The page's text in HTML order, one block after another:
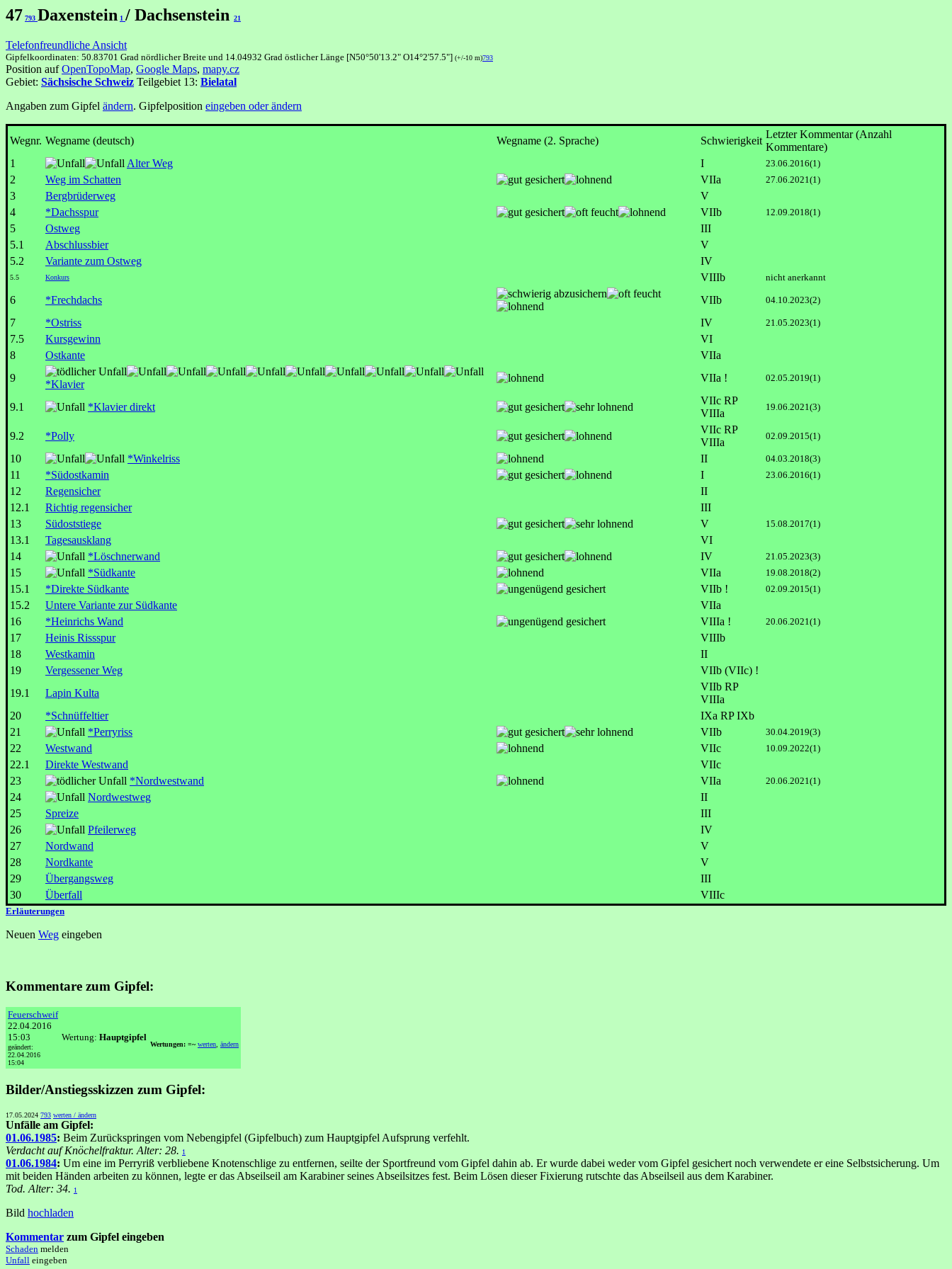
47 793 Daxenstein 1 / Dachsenstein 21
Telefonfreundliche Ansicht
Gipfelkoordinaten: 50.83701 Grad nördlicher Breite und 14.04932 Grad östlicher Länge [N50°50'13.2" O14°2'57.5"] (+/-10 m)793
Position aufOpenTopoMap, Google Maps, mapy.cz
Gebiet: Sächsische Schweiz Teilgebiet 13: Bielatal
Angaben zum Gipfel ändern. Gipfelposition eingeben oder ändern
Wegnr. Wegname (deutsch) Wegname (2. Sprache) Schwierigkeit
Letzter Kommentar (Anzahl
Kommentare)
1
Alter Weg I 23.06.2016(1)
2 Weg im Schatten VIIa 27.06.2021(1)
3 Bergbrüderweg
V
4
*Dachsspur VIIb 12.09.2018(1)
5 Ostweg
III
5.1
Abschlussbier
V
5.2
Variante zum Ostweg IV
5.5 Konkurs VIIIb nicht anerkannt
6 *Frechdachs VIIb 04.10.2023(2)
7 *Ostriss IV 21.05.2023(1)
7.5 Kursgewinn
VI
8
Ostkante
VIIa
9
*Klavier
VIIa ! 02.05.2019(1)
9.1 *Klavier direkt
VIIc RP
VIIIa
19.06.2021(3)
9.2 *Polly
VIIc RP
VIIIa
02.09.2015(1)
10 *Winkelriss II 04.03.2018(3)
11 *Südostkamin I 23.06.2016(1)
12 Regensicher
II
12.1
Richtig regensicher
III
13
Südoststiege V 15.08.2017(1)
13.1 Tagesausklang
VI
14
*Löschnerwand IV 21.05.2023(3)
15 *Südkante VIIa 19.08.2018(2)
15.1 *Direkte Südkante VIIb ! 02.09.2015(1)
15.2 Untere Variante zur Südkante
VIIa
16
*Heinrichs Wand VIIIa ! 20.06.2021(1)
17 Heinis Rissspur
VIIIb
18
Westkamin
II
19
Vergessener Weg
VIIb (VIIc) !
19.1
Lapin Kulta
VIIb RP
VIIIa
20
*Schnüffeltier
IXa RP IXb
21
*Perryriss VIIb 30.04.2019(3)
22 Westwand VIIc 10.09.2022(1)
22.1 Direkte Westwand
VIIc
23
*Nordwestwand VIIa 20.06.2021(1)
24 Nordwestweg
II
25
Spreize
III
26
Pfeilerweg
IV
27
Nordwand
V
28
Nordkante
V
29
Übergangsweg
III
30
Überfall VIIIc
Erläuterungen
Neuen Weg eingeben
Kommentare zum Gipfel:
Feuerschweif
22.04.2016
15:03
geändert:
22.04.2016
15:04
Wertung: Hauptgipfel
Wertungen: =~ werten, ändern
Bilder/Anstiegsskizzen zum Gipfel:
17.05.2024 793 werten / ändern
Unfälle am Gipfel:
01.06.1985: Beim Zurückspringen vom Nebengipfel (Gipfelbuch) zum Hauptgipfel Aufsprung verfehlt.
Verdacht auf Knöchelfraktur. Alter: 28. 1
01.06.1984: Um eine im Perryriß verbliebene Knotenschlige zu entfernen, seilte der Sportfreund vom Gipfel dahin ab. Er wurde dabei weder vom Gipfel gesichert noch verwendete er eine Selbstsicherung. Um
mit beiden Händen arbeiten zu können, legte er das Abseilseil am Karabiner seines Abseilsitzes fest. Beim Lösen dieser Fixierung rutschte das Abseilseil aus dem Karabiner.
Tod. Alter: 34. 1
Bild hochladen
Kommentar zum Gipfel eingeben
Schaden melden
Unfall eingeben